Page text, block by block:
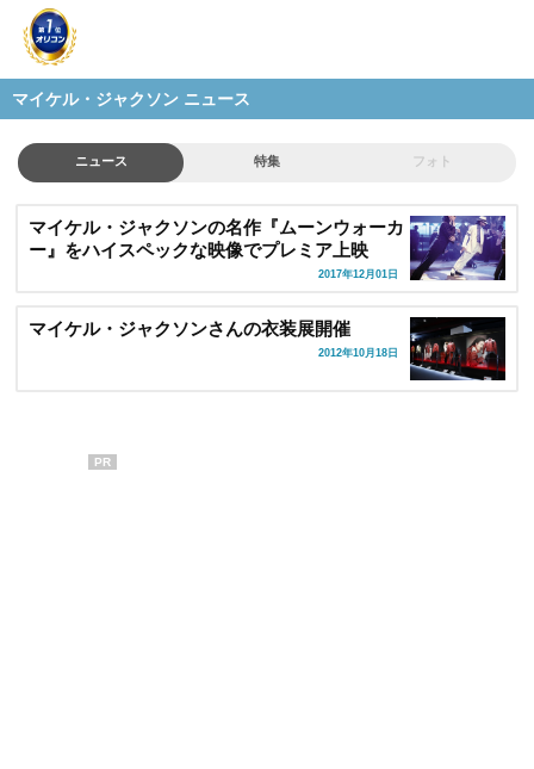
マイケル・ジャクソン ニュース
ニュース 特集 フォト
マイケル・ジャクソンの名作『ムーンウォーカ
ー』をハイスペックな映像でプレミア上映
2017年12月01日
マイケル・ジャクソンさんの衣装展開催
2012年10月18日
PR